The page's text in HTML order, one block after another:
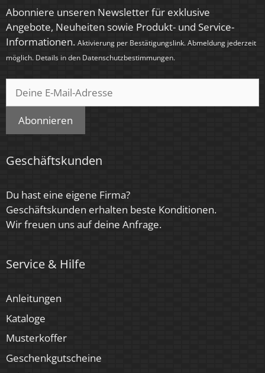
Herstellergarantie
4 Jahre
Marke / Hersteller
Abonniere unseren Newsletter für exklusive
Angebote, Neuheiten sowie Produkt- und Service-
Informationen. Aktivierung per Bestätigungslink. Abmeldung jederzeit
möglich. Details in den Datenschutzbestimmungen.
Abonnieren
Geschäftskunden
Du hast eine eigene Firma?
Geschäftskunden erhalten beste Konditionen.
Wir freuen uns auf deine Anfrage.
Service & Hilfe
Anleitungen
Kataloge
Musterkoffer
Geschenkgutscheine